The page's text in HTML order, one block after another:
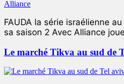
FAUDA la série israélienne
sa saison 2 Avec Alliance
Le marché Tikva au sud de